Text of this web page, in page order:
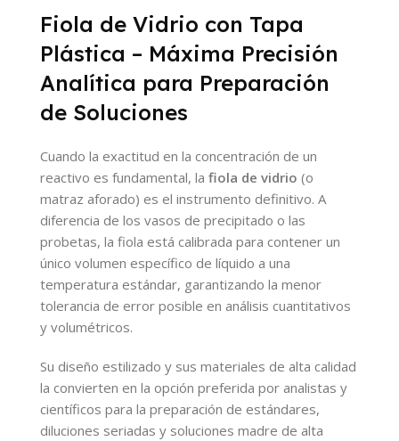
Fiola de Vidrio con Tapa
Plástica – Máxima Precisión
Analítica para Preparación
de Soluciones
Cuando la exactitud en la concentración de un
reactivo es fundamental, la fiola de vidrio (o
matraz aforado) es el instrumento definitivo. A
diferencia de los vasos de precipitado o las
probetas, la fiola está calibrada para contener un
único volumen específico de líquido a una
temperatura estándar, garantizando la menor
tolerancia de error posible en análisis cuantitativos
y volumétricos.
Su diseño estilizado y sus materiales de alta calidad
la convierten en la opción preferida por analistas y
científicos para la preparación de estándares,
diluciones seriadas y soluciones madre de alta